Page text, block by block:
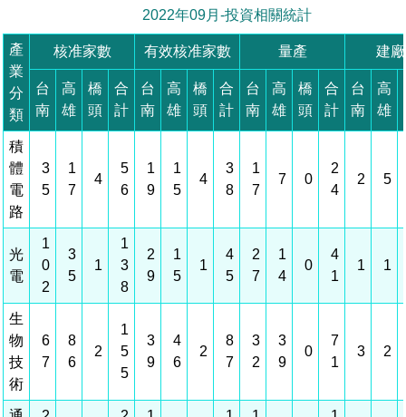
招標資訊
園區電子看板專區
局長電子信箱
組織法
組織架構
組織職掌
施政主軸
年度工作展望
國家科學及技術委員會重大政策
廉政園地
工作職掌與聯絡管道
廉政資訊
公職人員及關係人補助交易身分關係公開專區
機關採購廉政平臺
獲獎記錄
檔案應用服務須知
檔案應用及宣導活動
檔案教育訓練及標竿學習
WebMail(新)
競爭優勢
土地規劃
水電供應
園區資源再生中心
簡介
競爭優勢
土地規劃
園區土地廠房宿舍出租資訊
污水處理廠
橋頭園區
簡介
競爭優勢
水電供應
園區土地廠房宿舍出租資訊
污水處理廠
新設園區
交通資訊
機構及廠商名錄
廠商名錄
園區公會資訊
文化藝術
公共藝術
園區生活
申請流程及表單
入區申辦流程
申辦案件處理時限
投資業務
工商業務
相關費用
園區事業管理費
土地及廠房租賃
宿舍租金費用
污水費
廢棄物清除處理費
科學園區廠商服務網
園區課程及獎補助計畫
園區培訓課程
科學園區人才培育補助計畫
新興科技應用計畫
園區參訪申請
性平專區